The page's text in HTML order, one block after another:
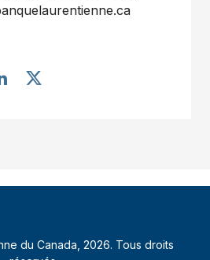
e
a
P
e
adu Canada, 2026. Tous droits